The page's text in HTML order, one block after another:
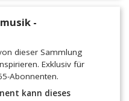
-
dieser Sammlung
Exklusiv für
Abonnenten.
kann dieses